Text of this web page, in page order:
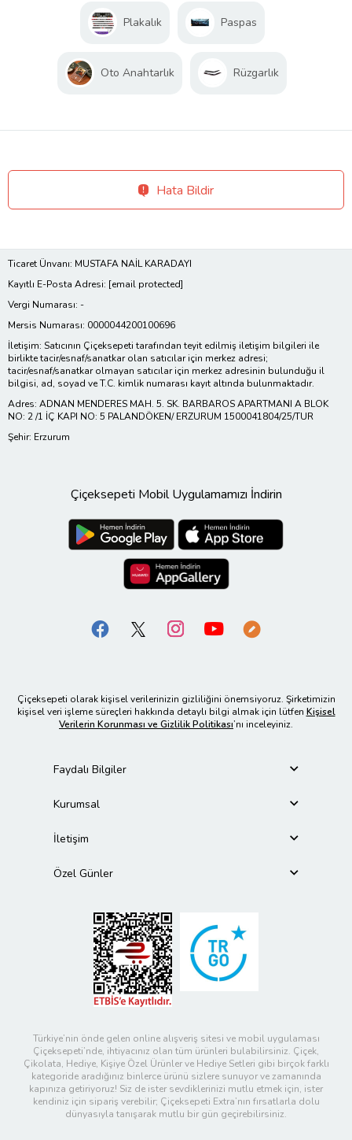
Plakalık Paspas
Oto Anahtarlık Rüzgarlık
Hata Bildir
Ticaret Ünvanı: MUSTAFA NAİL KARADAYI
Kayıtlı E-Posta Adresi: [email protected]
Vergi Numarası: -
Mersis Numarası: 0000044200100696
İletişim: Satıcının Çiçeksepeti tarafından teyit edilmiş iletişim bilgileri ile
birlikte tacir/esnaf/sanatkar olan satıcılar için merkez adresi;
tacir/esnaf/sanatkar olmayan satıcılar için merkez adresinin bulunduğu il
bilgisi, ad, soyad ve T.C. kimlik numarası kayıt altında bulunmaktadır.
Adres: ADNAN MENDERES MAH. 5. SK. BARBAROS APARTMANI A BLOK
NO: 2 /1 İÇ KAPI NO: 5 PALANDÖKEN/ ERZURUM 1500041804/25/TUR
Şehir: Erzurum
Çiçeksepeti Mobil Uygulamamızı İndirin
Çiçeksepeti olarak kişisel verilerinizin gizliliğini önemsiyoruz. Şirketimizin
kişisel veri işleme süreçleri hakkında detaylı bilgi almak için lütfen Kişisel
Verilerin Korunması ve Gizlilik Politikası’nı inceleyiniz.
Faydalı Bilgiler
Kurumsal
İletişim
Özel Günler
Türkiye’nin önde gelen online alışveriş sitesi ve mobil uygulaması
Çiçeksepeti’nde, ihtiyacınız olan tüm ürünleri bulabilirsiniz. Çiçek,
Çikolata, Hediye, Kişiye Özel Ürünler ve Hediye Setleri gibi birçok farklı
kategoride aradığınız binlerce ürünü sizlere sunuyor ve zamanında
kapınıza getiriyoruz! Siz de ister sevdiklerinizi mutlu etmek için, ister
kendiniz için sipariş verebilir; Çiçeksepeti Extra’nın fırsatlarla dolu
dünyasıyla tanışarak mutlu bir gün geçirebilirsiniz.